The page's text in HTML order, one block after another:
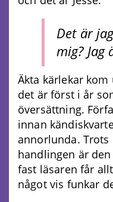
Det är
mig? Jag
Äkta kärlekar kom
det är först i år
översättning.
innan
annorlunda. Trots
handlingen är
fast läsaren får
något vis funkar